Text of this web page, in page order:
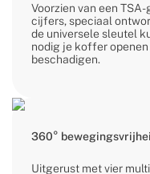
Voorzien van een
cijfers, speciaal
de universele sleutel
nodig je koffer
beschadigen.
360°
Uitgerust met vier